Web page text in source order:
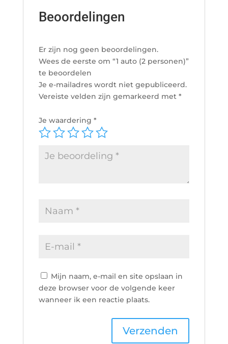
Beoordelingen
Er zijn nog geen beoordelingen.
Wees de eerste om “1 auto (2 personen)”
te beoordelen
Je e-mailadres wordt niet gepubliceerd.
Vereiste velden zijn gemarkeerd met *
Je waardering *
Mijn naam, e-mail en site opslaan in
deze browser voor de volgende keer
wanneer ik een reactie plaats.